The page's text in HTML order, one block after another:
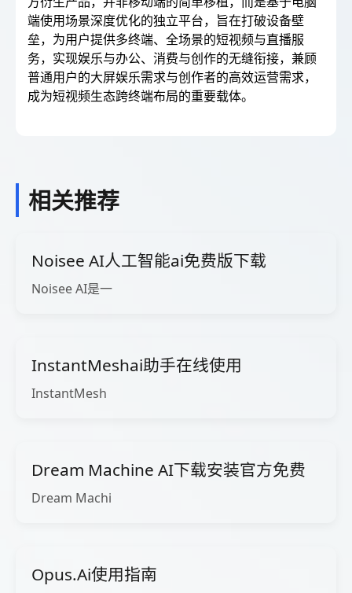
端使用场景深度优化的独立平台，旨在打破设备壁
垒，为用户提供多终端、全场景的短视频与直播服
务，实现娱乐与办公、消费与创作的无缝衔接，兼顾
普通用户的大屏娱乐需求与创作者的高效运营需求，
成为短视频生态跨终端布局的重要载体。
相关推荐
Noisee AI人工智能ai免费版下载
Noisee AI是一
InstantMeshai助手在线使用
InstantMesh
Dream Machine AI下载安装官方免费
Dream Machi
Opus.Ai使用指南